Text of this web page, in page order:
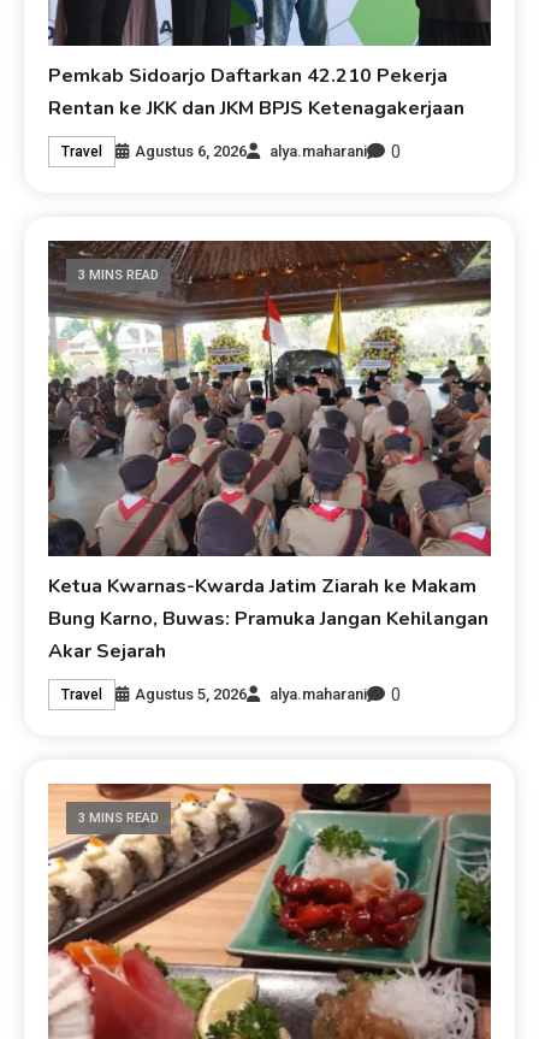
Pemkab Sidoarjo Daftarkan 42.210 Pekerja
Rentan ke JKK dan JKM BPJS Ketenagakerjaan
Travel Agustus 6, 2026 alya.maharani 0
3 MINS READ
Ketua Kwarnas-Kwarda Jatim Ziarah ke Makam
Bung Karno, Buwas: Pramuka Jangan Kehilangan
Akar Sejarah
Travel Agustus 5, 2026 alya.maharani 0
3 MINS READ